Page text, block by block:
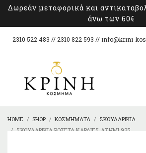
Δωρεάν μεταφορικά και
άνω των 60€
2310 522 483 // 2310 822 593 // info@krini-
HOME SHOP ΚΟΣΜΉΜΑΤΑ
ΣΚΟΥΛΑΡΊΚΙΑ
ΣΚΟΥΛΑΡΊΚΙΑ ΡΟΖΈΤΑ ΚΑΡΔΙΈΣ ΑΣΉΜΙ 925